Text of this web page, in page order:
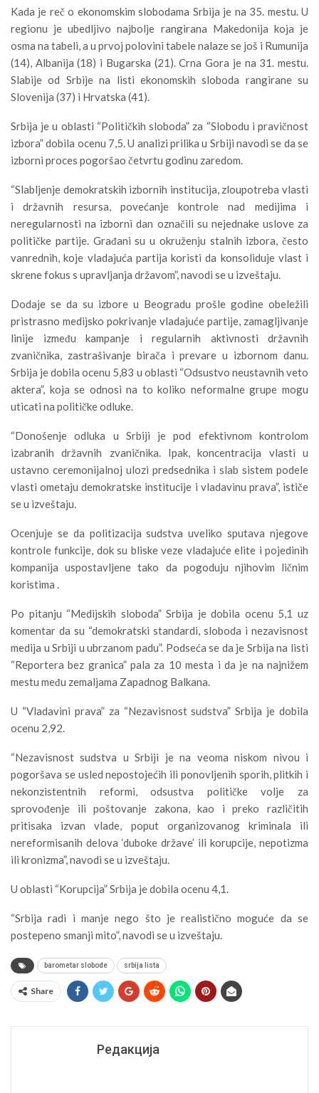
Kada je reč o ekonomskim slobodama Srbija je na 35. mestu. U
regionu je ubedljivo najbolje rangirana Makedonija koja je
osma na tabeli, a u prvoj polovini tabele nalaze se još i Rumunija
(14), Albanija (18) i Bugarska (21). Crna Gora je na 31. mestu.
Slabije od Srbije na listi ekonomskih sloboda rangirane su
Slovenija (37) i Hrvatska (41).
Srbija je u oblasti “Političkih sloboda” za “Slobodu i pravičnost
izbora” dobila ocenu 7,5. U analizi prilika u Srbiji navodi se da se
izborni proces pogoršao četvrtu godinu zaredom.
“Slabljenje demokratskih izbornih institucija, zloupotreba vlasti
i državnih resursa, povećanje kontrole nad medijima i
neregularnosti na izborni dan označili su nejednake uslove za
političke partije. Građani su u okruženju stalnih izbora, često
vanrednih, koje vladajuća partija koristi da konsoliduje vlast i
skrene fokus s upravljanja državom”, navodi se u izveštaju.
Dodaje se da su izbore u Beogradu prošle godine obeležili
pristrasno medijsko pokrivanje vladajuće partije, zamagljivanje
linije između kampanje i regularnih aktivnosti državnih
zvaničnika, zastrašivanje birača i prevare u izbornom danu.
Srbija je dobila ocenu 5,83 u oblasti “Odsustvo neustavnih veto
aktera”, koja se odnosi na to koliko neformalne grupe mogu
uticati na političke odluke.
“Donošenje odluka u Srbiji je pod efektivnom kontrolom
izabranih državnih zvaničnika. Ipak, koncentracija vlasti u
ustavno ceremonijalnoj ulozi predsednika i slab sistem podele
vlasti ometaju demokratske institucije i vladavinu prava”, ističe
se u izveštaju.
Ocenjuje se da politizacija sudstva uveliko sputava njegove
kontrole funkcije, dok su bliske veze vladajuće elite i pojedinih
kompanija uspostavljene tako da pogoduju njihovim ličnim
koristima .
Po pitanju “Medijskih sloboda” Srbija je dobila ocenu 5,1 uz
komentar da su “demokratski standardi, sloboda i nezavisnost
medija u Srbiji u ubrzanom padu”. Podseća se da je Srbija na listi
“Reportera bez granica” pala za 10 mesta i da je na najnižem
mestu među zemaljama Zapadnog Balkana.
U “Vladavini prava” za “Nezavisnost sudstva” Srbija je dobila
ocenu 2,92.
“Nezavisnost sudstva u Srbiji je na veoma niskom nivou i
pogoršava se usled nepostojećih ili ponovljenih sporih, plitkih i
nekonzistentnih reformi, odsustva političke volje za
sprovođenje ili poštovanje zakona, kao i preko različitih
pritisaka izvan vlade, poput organizovanog kriminala ili
nereformisanih delova ‘duboke države’ ili korupcije, nepotizma
ili kronizma”, navodi se u izveštaju.
U oblasti “Korupcija” Srbija je dobila ocenu 4,1.
“Srbija radi i manje nego što je realistično moguće da se
postepeno smanji mito”, navodi se u izveštaju.
barometar slobode srbija lista
Share
Редакција